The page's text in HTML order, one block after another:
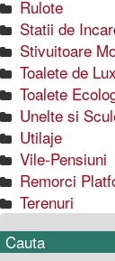
Rulote
Statii de
Stivuitoare
Toalete de Lux
Toalete
Unelte si
Utilaje
Vile-Pensiuni
Remorci
Terenuri
Cauta